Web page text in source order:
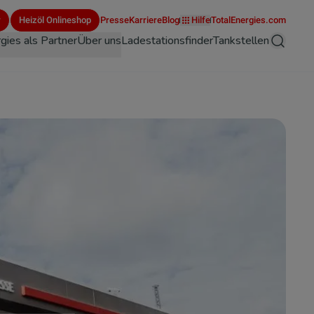
als PartnerÜber unsLadestationsfinderTankstellen Suche
Heizöl Onlineshop PresseKarriereBlog HilfeTotalEnergies.com